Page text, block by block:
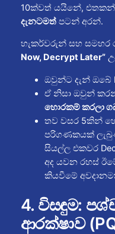
10ක්වත් යයිනේ, එතකන්
දැනටමත්පටන් අරන්.
හැකර්වරුන් සහ සමහර
Now, Decrypt Later”
ඔවුන්ට දැන් ඔබේ
ඒ නිසා ඔවුන්
හොරකම් කරලා
තව වසර 5කින්
පරිගණකයක්
සියල්ල එකවර
අද යවන රහස්
කියවීමේ
4. විසඳුම:
ආරක්ෂාව